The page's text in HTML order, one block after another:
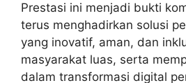
Prestasi ini menjadi bukti
terus menghadirkan solusi
yang inovatif, aman, dan
masyarakat luas, serta
dalam transformasi digital